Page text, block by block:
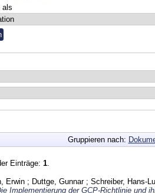
als
Gruppieren nach:
Einträge: 1
Erwin ; Duttge, Gunnar; Schreiber, Hans-
Implementierung der GCP-Richtlinie und